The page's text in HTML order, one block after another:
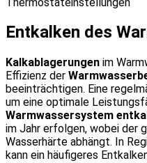
Entkalken des
Kalkablagerungen im
Effizienz der
beeinträchtigen. Eine
um eine optimale
Warmwassersystem
im Jahr erfolgen, wobei der
Wasserhärte abhängt. In
kann ein häufigeres